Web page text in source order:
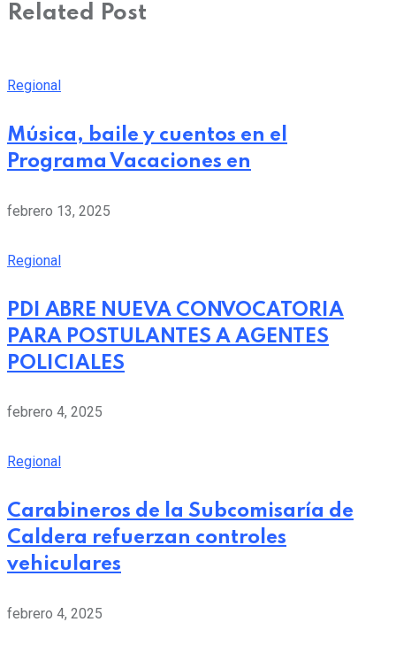
Related Post
Regional
Música, baile y cuentos en el
Programa Vacaciones en
febrero 13, 2025
Regional
PDI ABRE NUEVA CONVOCATORIA
PARA POSTULANTES A AGENTES
POLICIALES
febrero 4, 2025
Regional
Carabineros de la Subcomisaría de
Caldera refuerzan controles
vehiculares
febrero 4, 2025